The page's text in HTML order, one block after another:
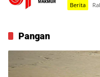
Berita
Pangan